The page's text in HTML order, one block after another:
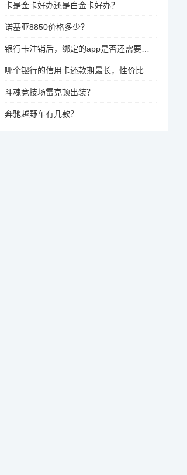
卡是金卡好办还是白金卡好办？
诺基亚8850价格多少？
银行卡注销后，绑定的app是否还需要解绑？
哪个银行的信用卡还款期最长，性价比最高？
斗魂竞技场雷克顿出装？
奔驰越野车有几款？